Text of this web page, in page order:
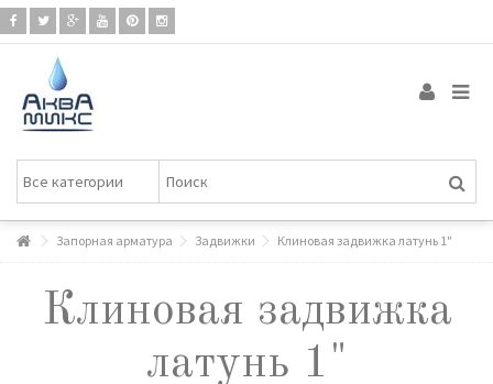
Запорная арматура Задвижки Клиновая задвижка латунь 1"
Клиновая задвижка
латунь 1"